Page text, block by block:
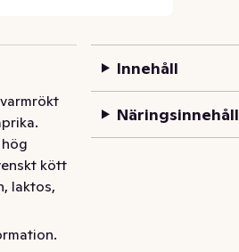
kött
laktos,
korv
Innehåll
Näringsinnehåll